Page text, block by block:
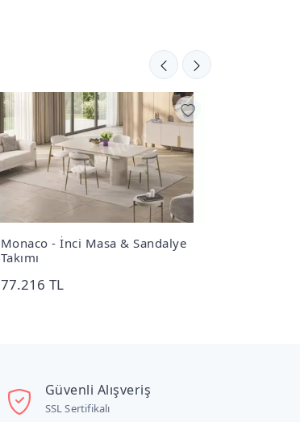
Monaco - İnci Masa & Sandalye
Takımı
77.216 TL
Güvenli Alışveriş
SSL Sertifikalı